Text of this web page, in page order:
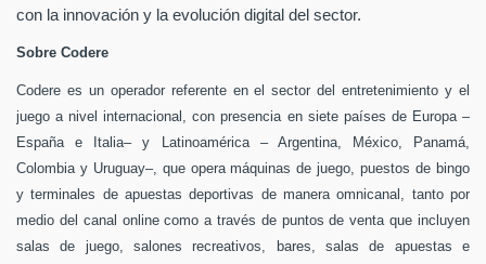
con la innovación y la evolución digital del sector.
Sobre Codere
Codere es un operador referente en el sector del entretenimiento y el
juego a nivel internacional, con presencia en siete países de Europa –
España e Italia– y Latinoamérica – Argentina, México, Panamá,
Colombia y Uruguay–, que opera máquinas de juego, puestos de bingo
y terminales de apuestas deportivas de manera omnicanal, tanto por
medio del canal online como a través de puntos de venta que incluyen
salas de juego, salones recreativos, bares, salas de apuestas e